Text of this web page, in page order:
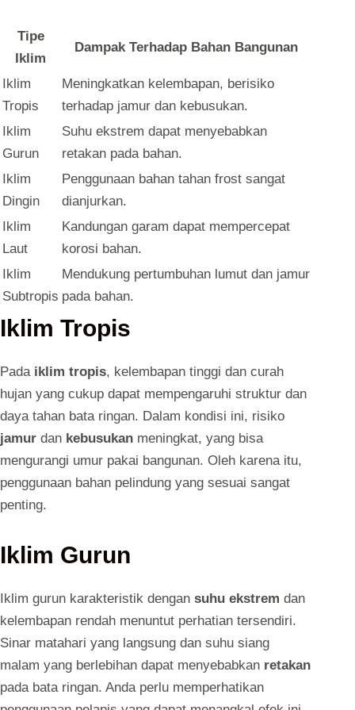
Tipe
Iklim
Dampak Terhadap Bahan Bangunan
Iklim
Tropis
Meningkatkan kelembapan, berisiko
terhadap jamur dan kebusukan.
Iklim
Gurun
Suhu ekstrem dapat menyebabkan
retakan pada bahan.
Iklim
Dingin
Penggunaan bahan tahan frost sangat
dianjurkan.
Iklim
Laut
Kandungan garam dapat mempercepat
korosi bahan.
Iklim
Subtropis
Mendukung pertumbuhan lumut dan jamur
pada bahan.
Iklim Tropis
Pada iklim tropis, kelembapan tinggi dan curah
hujan yang cukup dapat mempengaruhi struktur dan
daya tahan bata ringan. Dalam kondisi ini, risiko
jamur dan kebusukan meningkat, yang bisa
mengurangi umur pakai bangunan. Oleh karena itu,
penggunaan bahan pelindung yang sesuai sangat
penting.
Iklim Gurun
Iklim gurun karakteristik dengan suhu ekstrem dan
kelembapan rendah menuntut perhatian tersendiri.
Sinar matahari yang langsung dan suhu siang
malam yang berlebihan dapat menyebabkan retakan
pada bata ringan. Anda perlu memperhatikan